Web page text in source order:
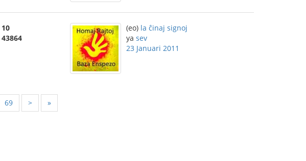
10
43864
(eo) la ĉinaj signoj
ya sev
23 Januari 2011
69 > »